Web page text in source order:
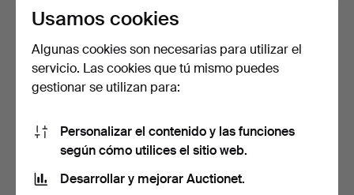
PULSERA, oro de 18k,
eslabones tipo barbad…
Subastado 22 abr 2026
PULSERA, oro de 18
quilates y oro blanco, …
Usamos cookies
Algunas cookies son necesarias para utilizar el
servicio. Las cookies que tú mismo puedes
gestionar se utilizan para:
Personalizar el contenido y las funciones
según cómo utilices el sitio web.
Desarrollar y mejorar Auctionet.